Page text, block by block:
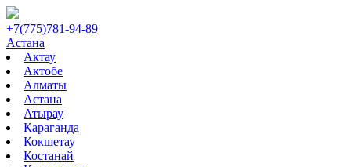
+7(775)781-94-89
Астана
Актау
Актобе
Алматы
Астана
Атырау
Караганда
Кокшетау
Костанай